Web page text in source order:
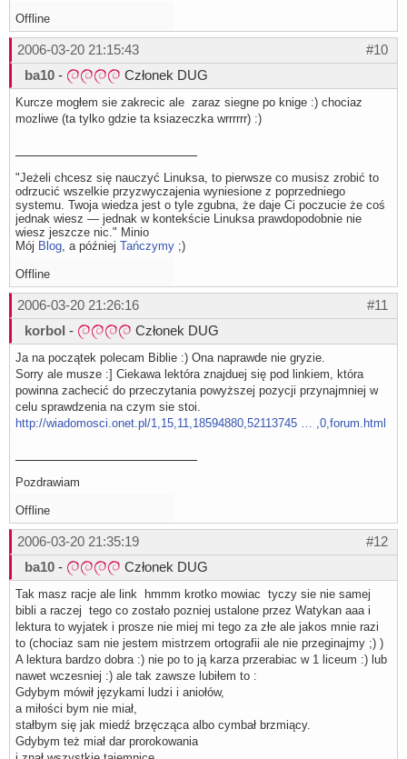
Offline
#10
2006-03-20 21:15:43
ba10 - Członek DUG
Kurcze mogłem sie zakrecic ale zaraz siegne po knige :) chociaz
mozliwe (ta tylko gdzie ta ksiazeczka wrrrrrr) :)
"Jeżeli chcesz się nauczyć Linuksa, to pierwsze co musisz zrobić to
odrzucić wszelkie przyzwyczajenia wyniesione z poprzedniego
systemu. Twoja wiedza jest o tyle zgubna, że daje Ci poczucie że coś
jednak wiesz — jednak w kontekście Linuksa prawdopodobnie nie
wiesz jeszcze nic." Minio
Mój Blog, a później Tańczymy ;)
Offline
#11
2006-03-20 21:26:16
korbol - Członek DUG
Ja na początek polecam Biblie :) Ona naprawde nie gryzie.
Sorry ale musze :] Ciekawa lektóra znajduej się pod linkiem, która
powinna zachecić do przeczytania powyższej pozycji przynajmniej w
celu sprawdzenia na czym sie stoi.
http://wiadomosci.onet.pl/1,15,11,18594880,52113745 … ,0,forum.html
Pozdrawiam
Offline
#12
2006-03-20 21:35:19
ba10 - Członek DUG
Tak masz racje ale link hmmm krotko mowiac tyczy sie nie samej
bibli a raczej tego co zostało pozniej ustalone przez Watykan aaa i
lektura to wyjatek i prosze nie miej mi tego za złe ale jakos mnie razi
to (chociaz sam nie jestem mistrzem ortografii ale nie przeginajmy ;) )
A lektura bardzo dobra :) nie po to ją karza przerabiac w 1 liceum :) lub
nawet wczesniej :) ale tak zawsze lubiłem to :
Gdybym mówił językami ludzi i aniołów,
a miłości bym nie miał,
stałbym się jak miedź brzęcząca albo cymbał brzmiący.
Gdybym też miał dar prorokowania